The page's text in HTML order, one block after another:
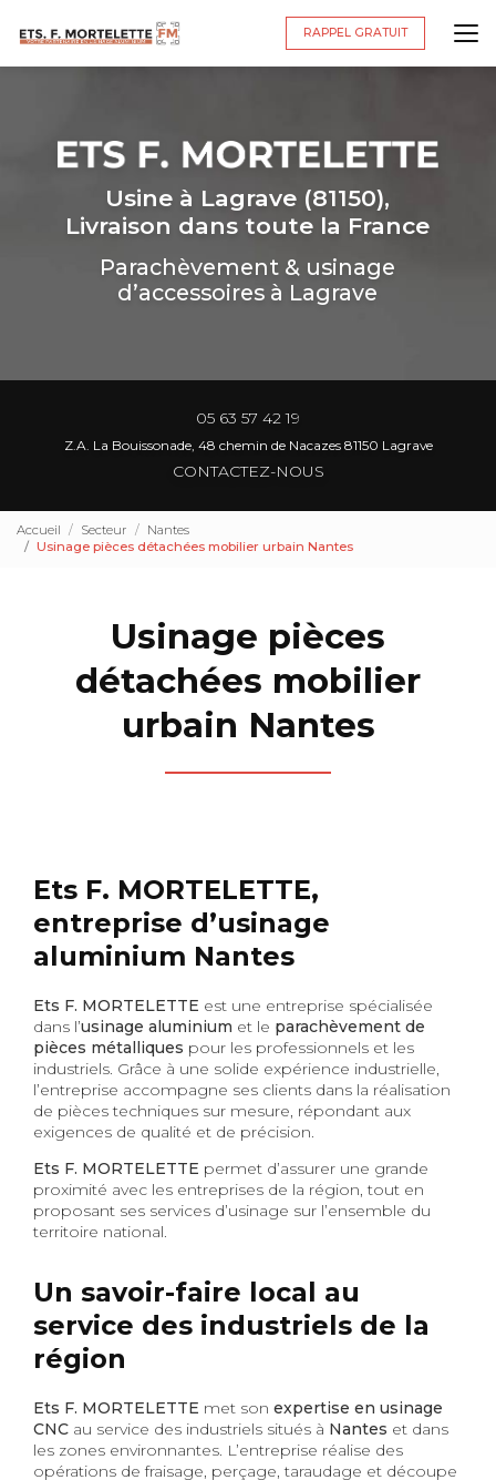
principal
RAPPEL GRATUIT
Usine à Lagrave (81150),
Livraison dans toute la France
Parachèvement & usinage
d’accessoires à Lagrave
05 63 57 42 19
Z.A. La Bouissonade, 48 chemin de Nacazes 81150 Lagrave
CONTACTEZ-NOUS
Accueil Secteur
Nantes
Usinage pièces détachées mobilier urbain Nantes
Usinage pièces
détachées mobilier
urbain Nantes
Ets F. MORTELETTE,
entreprise d’usinage
aluminium Nantes
Ets F. MORTELETTE est une entreprise spécialisée
dans l’usinage aluminium et le parachèvement de
pièces métalliques pour les professionnels et les
industriels. Grâce à une solide expérience industrielle,
l’entreprise accompagne ses clients dans la réalisation
de pièces techniques sur mesure, répondant aux
exigences de qualité et de précision.
Ets F. MORTELETTE permet d’assurer une grande
proximité avec les entreprises de la région, tout en
proposant ses services d’usinage sur l’ensemble du
territoire national.
Un savoir-faire local au
service des industriels de la
région
Ets F. MORTELETTE met son expertise en usinage
CNC au service des industriels situés à Nantes et dans
les zones environnantes. L’entreprise réalise des
opérations de fraisage, perçage, taraudage et découpe